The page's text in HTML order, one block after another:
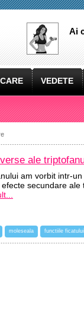
Ai
VEDETE
ale
am vorbit intr-
secundare
moleseala functiile ficatului